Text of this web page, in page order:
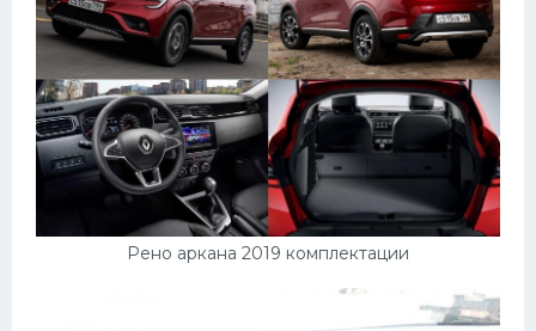
Рено аркана 2019 комплектации